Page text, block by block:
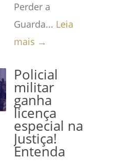
Perder a
Guarda... Leia
mais →
Policial
militar
ganha
licença
especial na
Justiça!
Entenda